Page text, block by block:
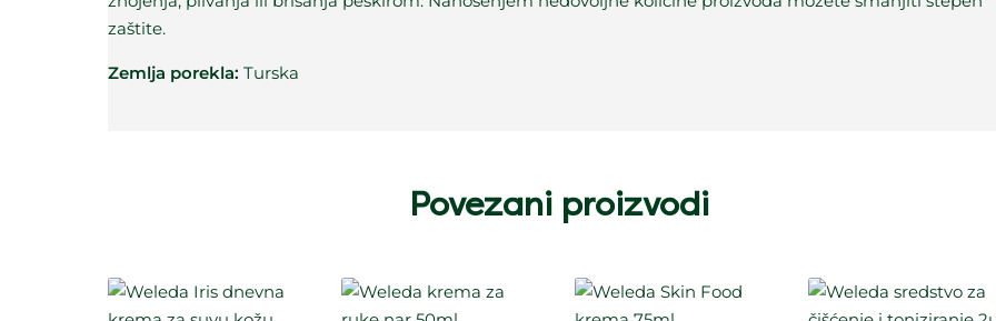
zaštite.
Zemlja porekla: Turska
Povezani proizvodi